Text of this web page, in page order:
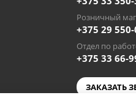
Розничный
+375 29
Отдел по
+375 33 66-
ЗАКАЗАТЬ